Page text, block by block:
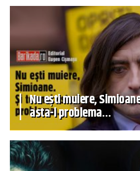
Nu ești muiere,
asta-i problema…